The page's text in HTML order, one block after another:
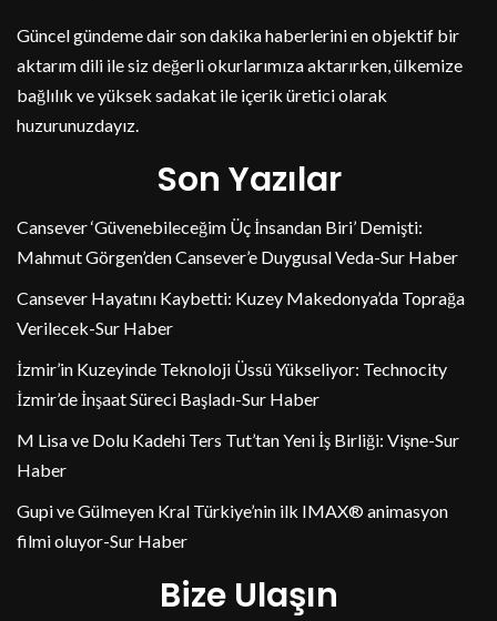
Güncel gündeme dair son dakika haberlerini en objektif bir
aktarım dili ile siz değerli okurlarımıza aktarırken, ülkemize
bağlılık ve yüksek sadakat ile içerik üretici olarak
huzurunuzdayız.
Son Yazılar
Cansever ‘Güvenebileceğim Üç İnsandan Biri’ Demişti:
Mahmut Görgen’den Cansever’e Duygusal Veda-Sur Haber
Cansever Hayatını Kaybetti: Kuzey Makedonya’da Toprağa
Verilecek-Sur Haber
İzmir’in Kuzeyinde Teknoloji Üssü Yükseliyor: Technocity
İzmir’de İnşaat Süreci Başladı-Sur Haber
M Lisa ve Dolu Kadehi Ters Tut’tan Yeni İş Birliği: Vişne-Sur
Haber
Gupi ve Gülmeyen Kral Türkiye’nin ilk IMAX® animasyon
filmi oluyor-Sur Haber
Bize Ulaşın